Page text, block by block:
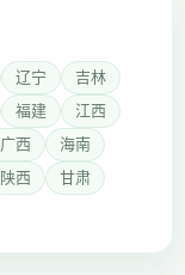
辽宁
吉林
福建
江西
广西
海南
陕西
甘肃